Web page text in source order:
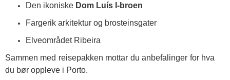
Den ikoniske Dom Luís I-broen
Fargerik arkitektur og brosteinsgater
Elveområdet Ribeira
Sammen med reisepakken mottar du anbefalinger for hva
du bør oppleve i Porto.